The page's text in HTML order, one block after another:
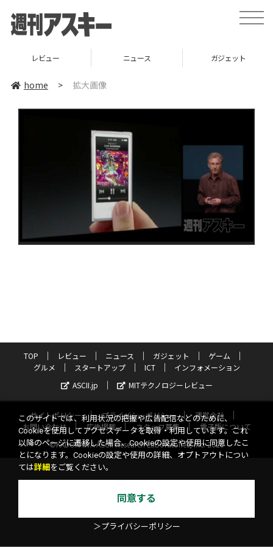
toggle
レビュー ニュース ガジェット
home > 拡大画像
TOP レビュー ニュース ガジェット
ゲーム
グルメ
スタートアップ ICT
インフォメーション
ASCII.jp
MITテクノロジーレビュー
サイトポリシー プライバシーポリシー
運営会社
お問い合わせ
広告掲載 スタッフ募集
電子版について
©KADOKAWA ASCII Research Laboratories, Inc. 2026
このサイトでは、利用状況の把握や広告配信などのために、
Cookieを使用してアクセスデータを取得・利用しています。これ
以降のページに遷移した場合、Cookieの設定や使用に同意したこ
とになります。Cookieの設定や使用の詳細、オプトアウトについ
ては詳細 をご覧ください。
同意する
＞プライバシーポリシー